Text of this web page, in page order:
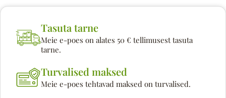
Tasuta tarne
Meie e-poes on alates 50 € tellimusest tasuta
tarne.
Turvalised maksed
Meie e-poes tehtavad maksed on turvalised.